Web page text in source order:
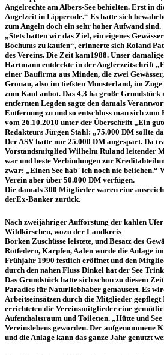
Angelrechte am Albers-See behielten. Erst in
Angelzeit in Lipperode.“ Es hatte sich
zum Angeln doch ein sehr hoher Aufwand sind.
„Stets hatten wir das Ziel, ein eigenes
Bochums zu kaufen“, erinnerte sich Roland
des Vereins. Die Zeit kam1988. Unser
Hartmann entdeckte in der Anglerzeitschrift
einer Baufirma aus Minden, die zwei
Gronau, also im tiefsten Münsterland, im
zum Kauf anbot. Das 4,3 ha große
entfernten Legden sagte den damals
Entfernung zu und so entschloss man sich
vom 26.10.2010 unter der Überschrift „Ein
Redakteurs Jürgen Stahl: „75.000 DM sollte
Der ASV hatte nur 25.000 DM angespart. Da
Vorstandsmitglied Wilhelm Ruland leitender
war und beste Verbindungen zur
zwar: „Einen See hab` ich noch nie beliehen.“
Verein aber über 50.000 DM verfügen.
Die damals 300 Mitglieder waren eine
derEx-Banker zurück.
Nach zweijähriger Aufforstung der kahlen
Wildkirschen, wozu der Landkreis
Borken Zuschüsse leistete, und Besatz des
Rotfedern, Karpfen, Aalen wurde die Anlage im
Frühjahr 1990 festlich eröffnet und den
durch den nahen Fluss Dinkel hat der See
Das Grundstück hatte sich schon zu diesem
Paradies für Naturliebhaber gemausert. Es
Arbeitseinsätzen durch die Mitglieder
errichteten die Vereinsmitglieder eine
Aufenthaltsraum und Toiletten. „Hütte und
Vereinslebens geworden. Der aufgenommene
und die Anlage kann das ganze Jahr genutzt